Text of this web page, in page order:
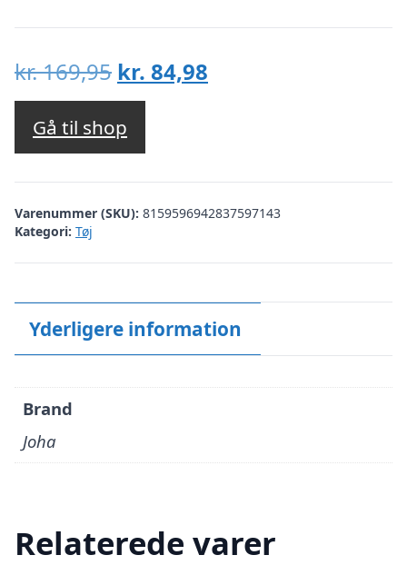
kr.169,95 Den
oprindelige
pris
var:
kr. 169,95.
kr. 84,98
kr. 84,98.
Gå til shop
Varenummer (SKU): 8159596942837597143
Kategori: Tøj
Yderligere information
Brand
Joha
Relaterede varer